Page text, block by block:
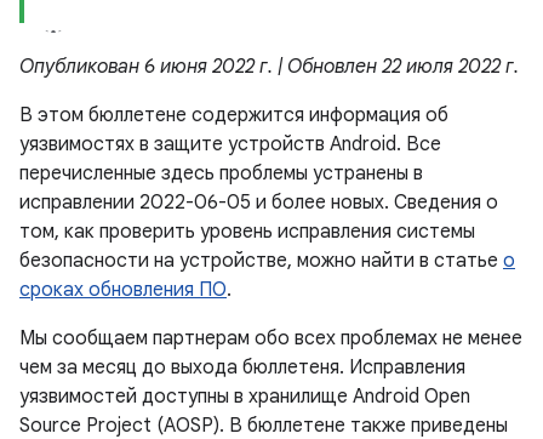
Опубликован 6 июня 2022 г. | Обновлен 22 июля 2022 г.
В этом бюллетене содержится информация об
уязвимостях в защите устройств Android. Все
перечисленные здесь проблемы устранены в
исправлении 2022-06-05 и более новых. Сведения о
том, как проверить уровень исправления системы
безопасности на устройстве, можно найти в статье о
сроках обновления ПО.
Мы сообщаем партнерам обо всех проблемах не менее
чем за месяц до выхода бюллетеня. Исправления
уязвимостей доступны в хранилище Android Open
Source Project (AOSP). В бюллетене также приведены